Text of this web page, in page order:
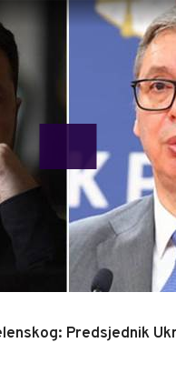
Predsjednik